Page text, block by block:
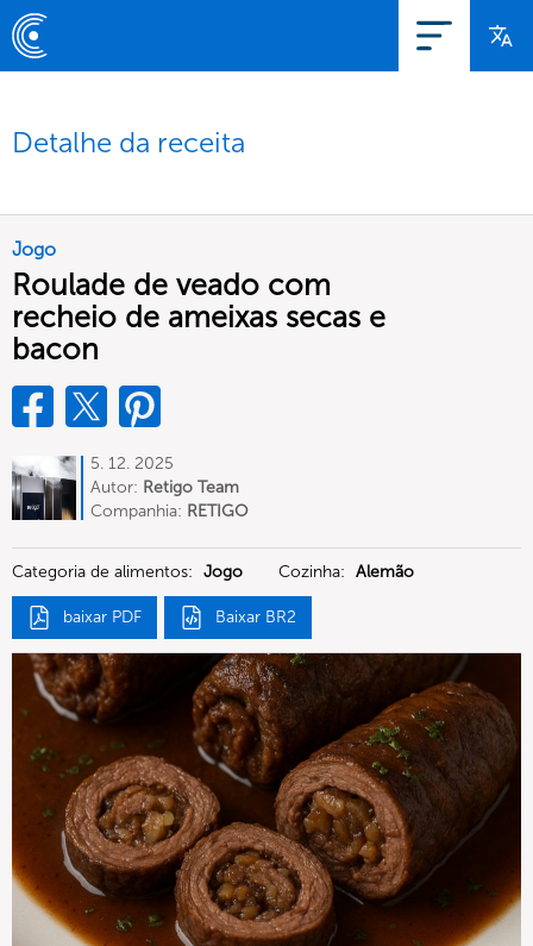
Detalhe da receita
Jogo
Roulade de veado com
recheio de ameixas secas e
bacon
5. 12. 2025
Autor: Retigo Team
Deutschland
Companhia: RETIGO
Categoria de alimentos: Jogo Cozinha: Alemão
baixar PDF Baixar BR2